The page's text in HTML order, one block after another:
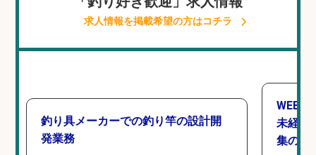
求人情報を掲載希望の方はコチラ
釣り具メーカーでの釣り竿の設計開
発業務
WEBデ
未経験
集のお